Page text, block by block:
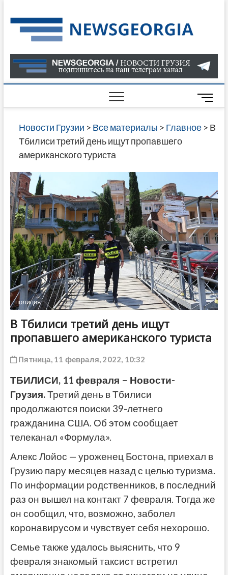
to
content
О
В
ГРУЗИИ
САЙТЕ
M
e
n
o
n
Новости Грузии > Все материалы > Главное> В
Тбилиси третий день ищут пропавшего
американского туриста
полиция
В Тбилиси третий день ищут
пропавшего американского туриста
Пятница, 11 февраля, 2022, 10:32
ТБИЛИСИ, 11 февраля – Новости-
Грузия.Третий день в Тбилиси
продолжаются поиски 39-летнего
гражданина США. Об этом сообщает
телеканал «Формула».
Алекс Лойос — уроженец Бостона, приехал в
Грузию пару месяцев назад с целью туризма.
По информации родственников, в последний
раз он вышел на контакт 7 февраля. Тогда же
он сообщил, что, возможно, заболел
коронавирусом и чувствует себя нехорошо.
Семье также удалось выяснить, что 9
февраля знакомый таксист встретил